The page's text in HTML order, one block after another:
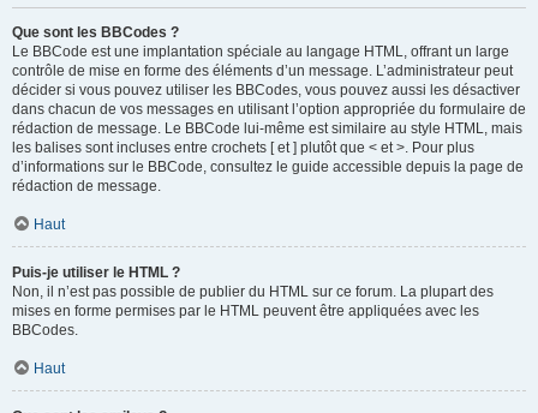
Que sont les BBCodes ?
Le BBCode est une implantation spéciale au langage HTML, offrant un large
contrôle de mise en forme des éléments d’un message. L’administrateur peut
décider si vous pouvez utiliser les BBCodes, vous pouvez aussi les désactiver
dans chacun de vos messages en utilisant l’option appropriée du formulaire de
rédaction de message. Le BBCode lui-même est similaire au style HTML, mais
les balises sont incluses entre crochets [ et ] plutôt que < et >. Pour plus
d’informations sur le BBCode, consultez le guide accessible depuis la page de
rédaction de message.
Haut
Puis-je utiliser le HTML ?
Non, il n’est pas possible de publier du HTML sur ce forum. La plupart des
mises en forme permises par le HTML peuvent être appliquées avec les
BBCodes.
Haut